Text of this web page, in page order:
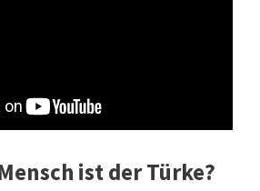
ist der Türke?